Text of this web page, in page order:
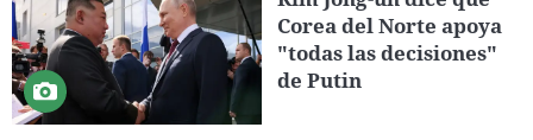
Corea del Norte apoya
"todas las decisiones"
de Putin